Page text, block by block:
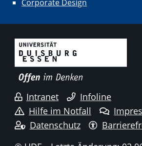
Corporate Design
Intranet
Infoline
Hilfe im Notfall
Datenschutz